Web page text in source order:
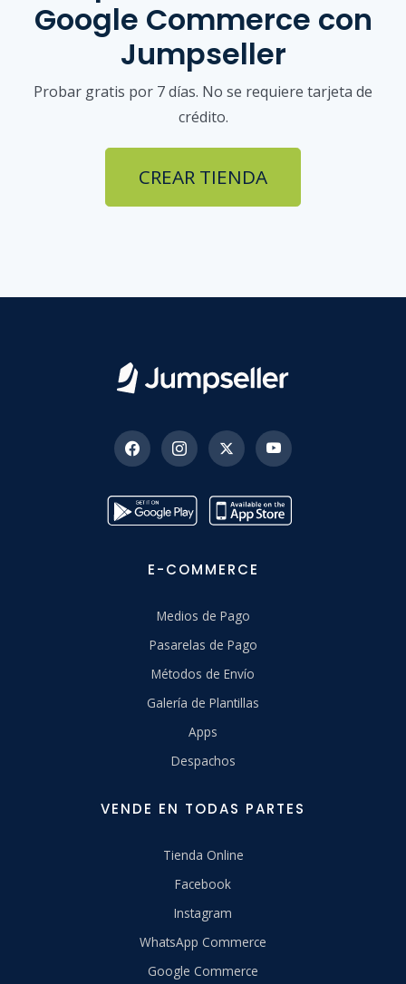
Google Commerce con
Jumpseller
Probar gratis por 7 días. No se requiere tarjeta de
crédito.
CREAR TIENDA
E-COMMERCE
Medios de Pago
Pasarelas de Pago
Métodos de Envío
Galería de Plantillas
Apps
Despachos
VENDE EN TODAS PARTES
Tienda Online
Facebook
Instagram
WhatsApp Commerce
Google Commerce